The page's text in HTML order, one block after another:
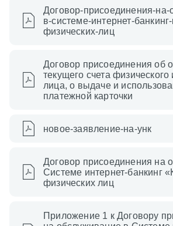
Договор-присоединения-на-
в-системе-интернет-
физических-лиц
Договор присоединения об
текущего счета
лица, о выдаче и
платежной карточки
новое-заявление-на-унк
Договор присоединения на
Системе интернет-банкинг
физических лиц
Приложение 1 к Договору